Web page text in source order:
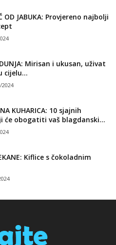
OD JABUKA: Provjereno najbolji
DUNJA: Mirisan i ukusan, uživat
cijelu...
2024
KUHARICA: 10 sjajnih
će obogatiti vaš blagdanski...
Kiflice s čokoladnim